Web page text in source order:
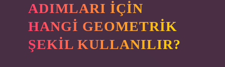
ADIMLARI IÇIN
HANGI GEOMETRIK
ŞEKIL KULLANILIR?